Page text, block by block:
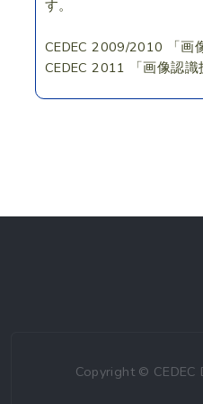
す。
CEDEC 2009/2010 「画
CEDEC 2011 「画像認
Copyright ©